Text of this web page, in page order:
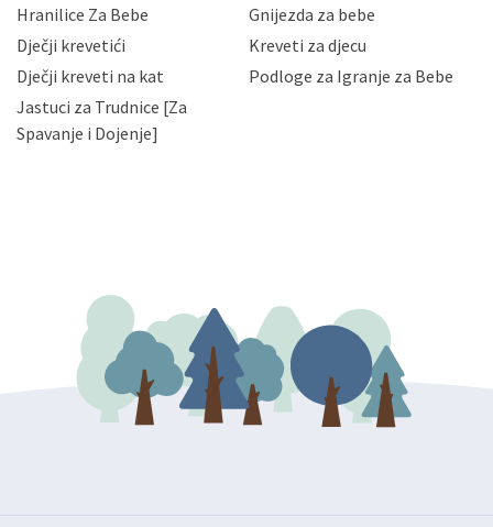
slučajevima koji su dozvoljeni zakonima. Napominjemo
da možete u svako doba, u potpunosti ili djelomice,
zatražiti prestanak aktivnosti obrade Vaših osobnih
podataka. Opoziv privole možete podnijeti poštom na
gore navedenu adresu ili e-mailom na adresu:
Hranilice Za Bebe
Gnijezda za bebe
Dječji krevetići
Kreveti za djecu
Dječji kreveti na kat
Podloge za Igranje za Bebe
Jastuci za Trudnice [Za
Spavanje i Dojenje]